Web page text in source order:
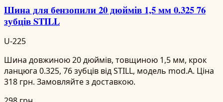
Шина для бензопили 20 дюймів 1,5 мм 0.325 76
зубців STILL
U-225
Шина довжиною 20 дюймів, товщиною 1,5 мм, крок
ланцюга 0.325, 76 зубців від STILL, модель mod.A. Ціна
318 грн. Замовляйте з доставкою.